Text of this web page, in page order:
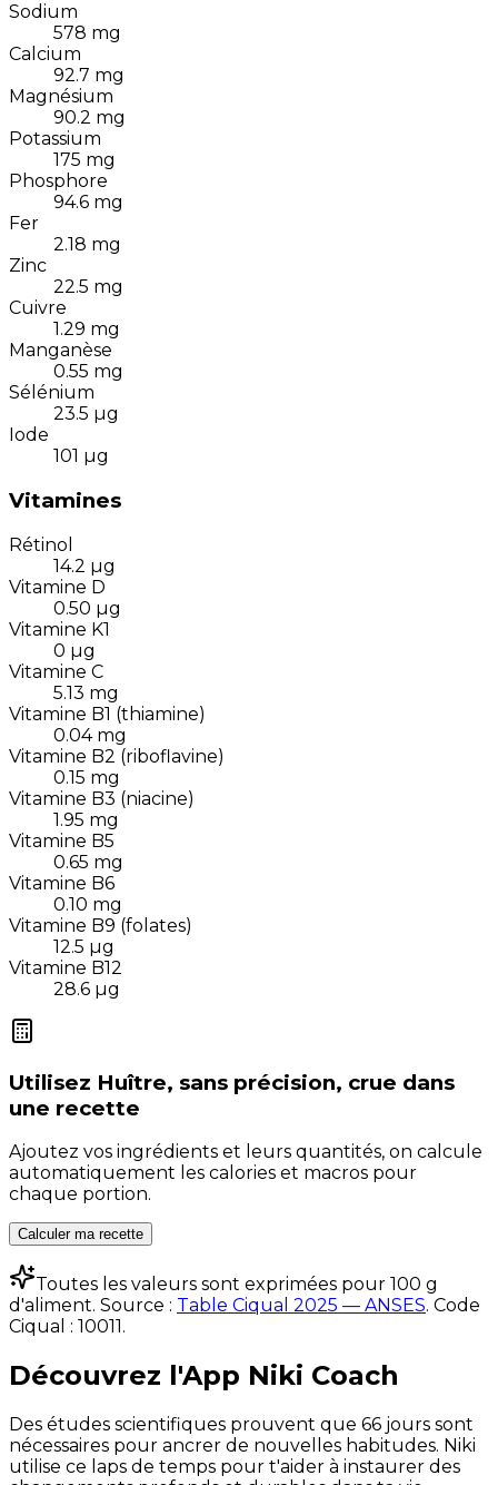
Sodium
578 mg
Calcium
92.7 mg
Magnésium
90.2 mg
Potassium
175 mg
Phosphore
94.6 mg
Fer
2.18 mg
Zinc
22.5 mg
Cuivre
1.29 mg
Manganèse
0.55 mg
Sélénium
23.5 µg
Iode
101 µg
Vitamines
Rétinol
14.2 µg
Vitamine D
0.50 µg
Vitamine K1
0 µg
Vitamine C
5.13 mg
Vitamine B1 (thiamine)
0.04 mg
Vitamine B2 (riboflavine)
0.15 mg
Vitamine B3 (niacine)
1.95 mg
Vitamine B5
0.65 mg
Vitamine B6
0.10 mg
Vitamine B9 (folates)
12.5 µg
Vitamine B12
28.6 µg
Utilisez Huître, sans précision, crue dans
une recette
Ajoutez vos ingrédients et leurs quantités, on calcule
automatiquement les calories et macros pour
chaque portion.
Calculer ma recette
Toutes les valeurs sont exprimées pour 100 g
d'aliment. Source : Table Ciqual 2025 — ANSES. Code
Ciqual : 10011 .
Découvrez l'App Niki Coach
Des études scientifiques prouvent que 66 jours sont
nécessaires pour ancrer de nouvelles habitudes. Niki
utilise ce laps de temps pour t'aider à instaurer des